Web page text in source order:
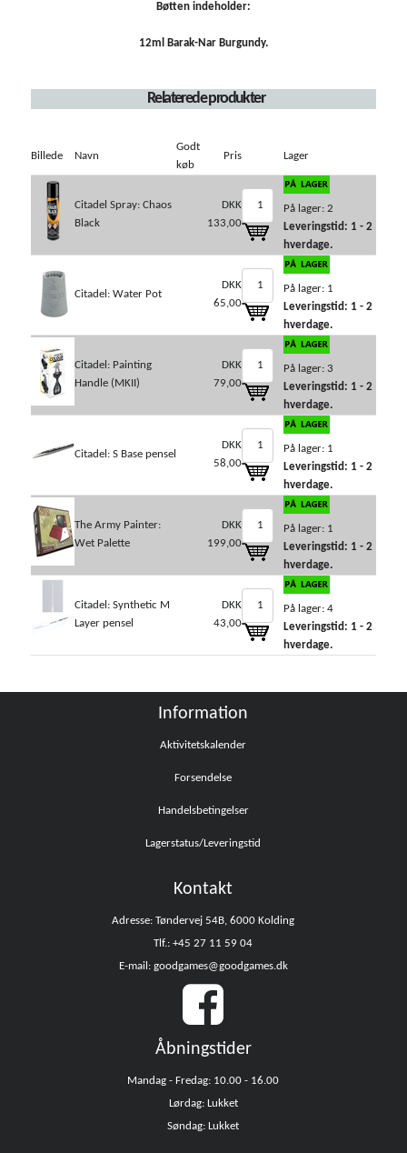
Bøtten indeholder:
12ml Barak-Nar Burgundy.
Relaterede produkter
Billede Navn
Godt
køb
Pris Lager
Citadel Spray: Chaos
Black
DKK
133,00
På lager: 2
Leveringstid: 1 - 2
hverdage.
Citadel: Water Pot
DKK
65,00
På lager: 1
Leveringstid: 1 - 2
hverdage.
Citadel: Painting
Handle (MKII)
DKK
79,00
På lager: 3
Leveringstid: 1 - 2
hverdage.
Citadel: S Base pensel
DKK
58,00
På lager: 1
Leveringstid: 1 - 2
hverdage.
The Army Painter:
Wet Palette
DKK
199,00
På lager: 1
Leveringstid: 1 - 2
hverdage.
Citadel: Synthetic M
Layer pensel
DKK
43,00
På lager: 4
Leveringstid: 1 - 2
hverdage.
Information
Aktivitetskalender
Forsendelse
Handelsbetingelser
Lagerstatus/Leveringstid
Kontakt
Adresse: Tøndervej 54B, 6000 Kolding
Tlf.: +45 27 11 59 04
E-mail: goodgames@goodgames.dk
Åbningstider
Mandag - Fredag: 10.00 - 16.00
Lørdag: Lukket
Søndag: Lukket